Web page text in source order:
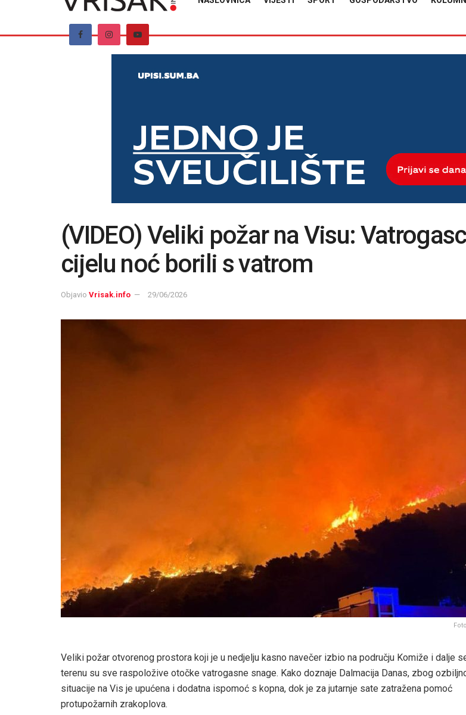
(VIDEO) Veliki požar na Visu:
cijelu noć borili s vatrom
Objavio Vrisak.info 29/06/2026
Veliki požar otvorenog prostora koji je u nedjelju kasno navečer izbio na području Komiže i dalje
terenu su sve raspoložive otočke vatrogasne snage. Kako doznaje Dalmacija Danas, zbog
situacije na Vis je upućena i dodatna ispomoć s kopna, dok je za jutarnje sate zatražena pomoć
protupožarnih zrakoplova.